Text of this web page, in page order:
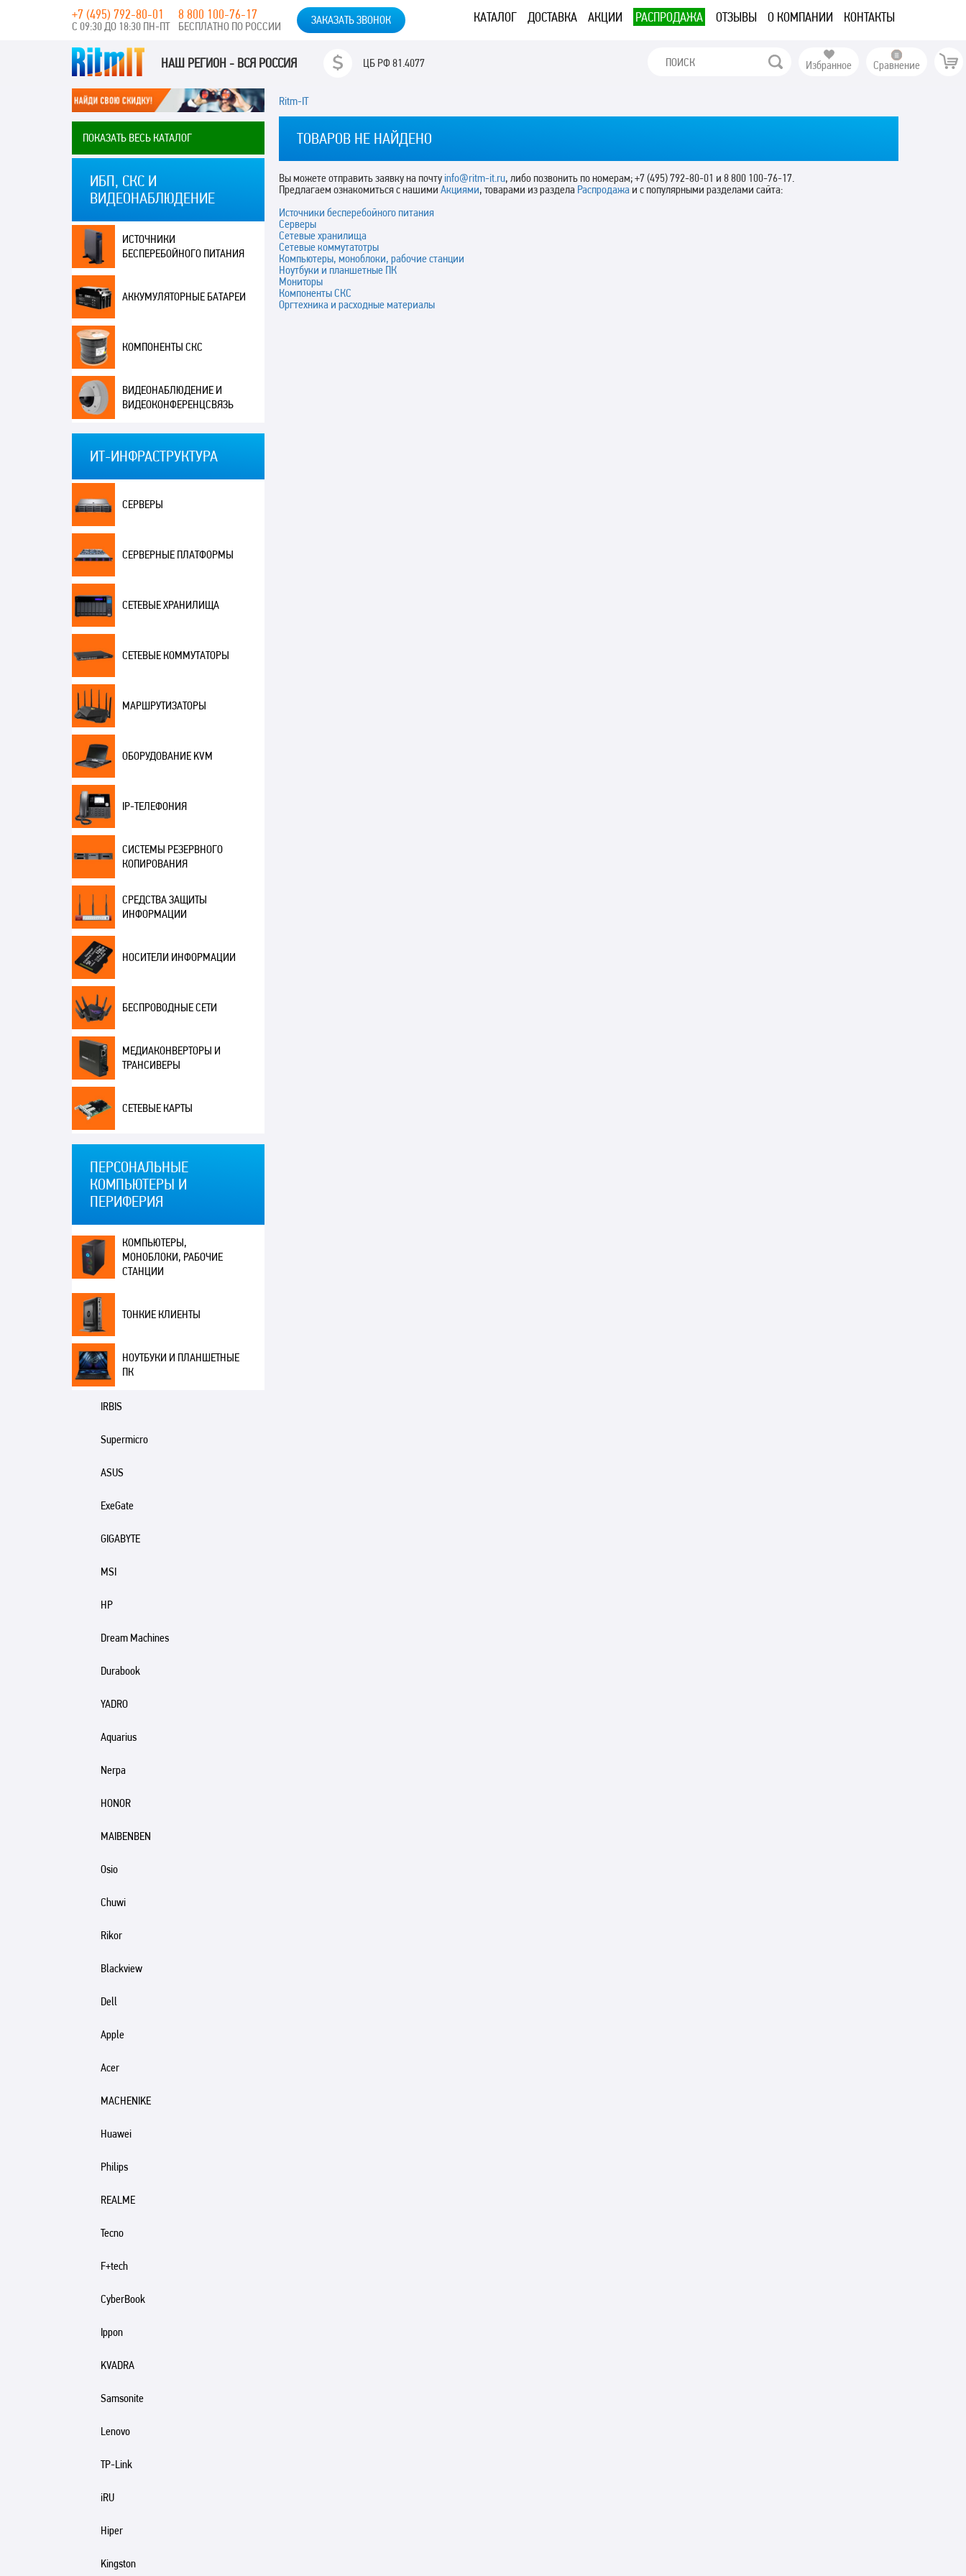
КАТАЛОГ ДОСТАВКА АКЦИИ РАСПРОДАЖА ОТЗЫВЫ О КОМПАНИИ КОНТАКТЫ
+7 (495) 792-80-01
С 09:30 ДО 18:30 ПН-ПТ
8 800 100-76-17
БЕСПЛАТНО ПО РОССИИ ЗАКАЗАТЬ ЗВОНОК
НАШ РЕГИОН - ВСЯ РОССИЯ ЦБ РФ81.4077 Избранное Сравнение
ПОКАЗАТЬ ВЕСЬ КАТАЛОГ
ИБП, СКС И
ВИДЕОНАБЛЮДЕНИЕ
ИСТОЧНИКИ
БЕСПЕРЕБОЙНОГО ПИТАНИЯ
АККУМУЛЯТОРНЫЕ БАТАРЕИ
КОМПОНЕНТЫ СКС
ВИДЕОНАБЛЮДЕНИЕ И
ВИДЕОКОНФЕРЕНЦСВЯЗЬ
ИТ-ИНФРАСТРУКТУРА
СЕРВЕРЫ
СЕРВЕРНЫЕ ПЛАТФОРМЫ
СЕТЕВЫЕ ХРАНИЛИЩА
СЕТЕВЫЕ КОММУТАТОРЫ
МАРШРУТИЗАТОРЫ
ОБОРУДОВАНИЕ KVM
IP-ТЕЛЕФОНИЯ
СИСТЕМЫ РЕЗЕРВНОГО
КОПИРОВАНИЯ
СРЕДСТВА ЗАЩИТЫ
ИНФОРМАЦИИ
НОСИТЕЛИ ИНФОРМАЦИИ
БЕСПРОВОДНЫЕ СЕТИ
МЕДИАКОНВЕРТОРЫ И
ТРАНСИВЕРЫ
СЕТЕВЫЕ КАРТЫ
ПЕРСОНАЛЬНЫЕ
КОМПЬЮТЕРЫ И
ПЕРИФЕРИЯ
КОМПЬЮТЕРЫ,
МОНОБЛОКИ, РАБОЧИЕ
СТАНЦИИ
ТОНКИЕ КЛИЕНТЫ
НОУТБУКИ И ПЛАНШЕТНЫЕ
ПК
IRBIS
Supermicro
ASUS
ExeGate
GIGABYTE
MSI
HP
Dream Machines
Durabook
YADRO
Aquarius
Nerpa
HONOR
MAIBENBEN
Osio
Chuwi
Rikor
Blackview
Dell
Apple
Acer
MACHENIKE
Huawei
Philips
REALME
Tecno
F+tech
CyberBook
Ippon
KVADRA
Samsonite
Lenovo
TP-Link
iRU
Hiper
Kingston
Ritm-IT
ТОВАРОВ НЕ НАЙДЕНО
Вы можете отправить заявку на почту info@ritm-it.ru, либо позвонить по номерам; +7 (495) 792-80-01 и 8 800 100-76-17.
Предлагаем ознакомиться с нашимиАкциями, товарами из раздела Распродажа и с популярными разделами сайта:
Источники бесперебойного питания
Серверы
Сетевые хранилища
Сетевые коммутатотры
Компьютеры, моноблоки, рабочие станции
Ноутбуки и планшетные ПК
Мониторы
Компоненты СКС
Оргтехника и расходные материалы